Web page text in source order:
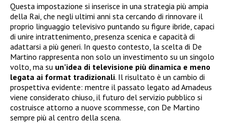
Questa impostazione si inserisce in una strategia più ampia
della Rai, che negli ultimi anni sta cercando di rinnovare il
proprio linguaggio televisivo puntando su figure ibride, capaci
di unire intrattenimento, presenza scenica e capacità di
adattarsi a più generi. In questo contesto, la scelta di De
Martino rappresenta non solo un investimento su un singolo
volto, ma su un’idea di televisione più dinamica e meno
legata ai format tradizionali. Il risultato è un cambio di
prospettiva evidente: mentre il passato legato ad Amadeus
viene considerato chiuso, il futuro del servizio pubblico si
costruisce attorno a nuove scommesse, con De Martino
sempre più al centro della scena.